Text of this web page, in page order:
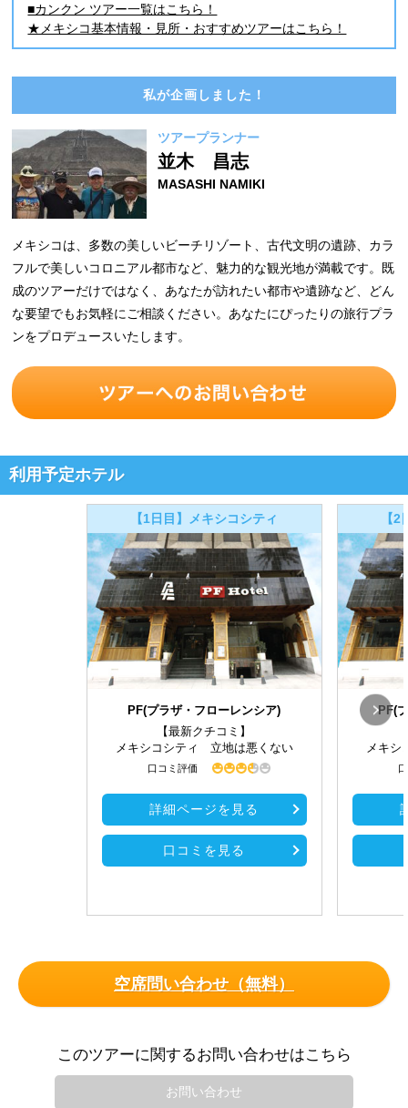
■カンクン ツアー一覧はこちら！
★メキシコ基本情報・見所・おすすめツアーはこちら！
私が企画しました！
ツアープランナー
並木 昌志
MASASHI NAMIKI
メキシコは、多数の美しいビーチリゾート、古代文明の遺跡、カラ
フルで美しいコロニアル都市など、魅力的な観光地が満載です。既
成のツアーだけではなく、あなたが訪れたい都市や遺跡など、どん
な要望でもお気軽にご相談ください。あなたにぴったりの旅行プラ
ンをプロデュースいたします。
利用予定ホテル
【1日目】メキシコシティ
PF(プラザ・フローレンシア)
【最新クチコミ】
メキシコシティ 立地は悪くない
口コミ評価
詳細ページを見る
口コミを見る
【
PF(
メキシ
空席問い合わせ（無料）
このツアーに関するお問い合わせはこちら
お問い合わせ